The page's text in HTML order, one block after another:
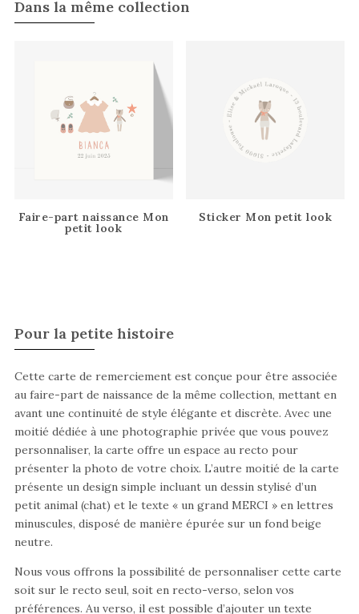
Dans la même collection
Faire-part naissance Mon
petit look
Sticker Mon petit look
Pour la petite histoire
Cette carte de remerciement est conçue pour être associée
au faire-part de naissance de la même collection, mettant en
avant une continuité de style élégante et discrète. Avec une
moitié dédiée à une photographie privée que vous pouvez
personnaliser, la carte offre un espace au recto pour
présenter la photo de votre choix. L’autre moitié de la carte
présente un design simple incluant un dessin stylisé d’un
petit animal (chat) et le texte « un grand MERCI » en lettres
minuscules, disposé de manière épurée sur un fond beige
neutre.
Nous vous offrons la possibilité de personnaliser cette carte
soit sur le recto seul, soit en recto-verso, selon vos
préférences. Au verso, il est possible d’ajouter un texte